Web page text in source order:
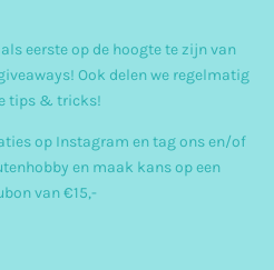
t
a
g
r
a
eerste op de hoogte te zijn van
Ook delen we regelmatig
tips & tricks!
op Instagram en tag ons en/of
en maak kans op een
van €15,-